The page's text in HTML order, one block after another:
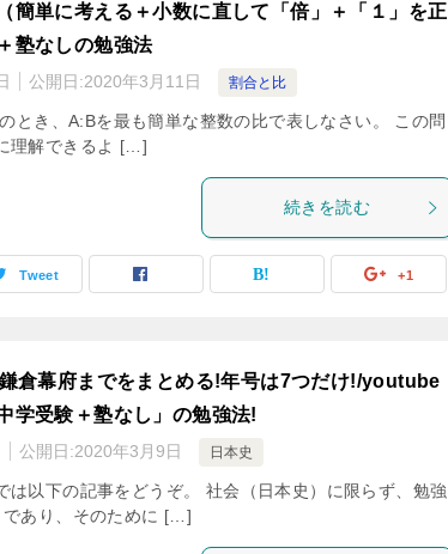
簡単に考える＋小数に直して「倍」＋「１」を正
塾なしの勉強法
公開日:2020年3月11日 割合と比
とき、A:Bを最も簡単な整数の比で表しなさい。 この問
理解できるよ […]
続きを読む
Tweet +1
倉幕府までをまとめる!年号は7つだけ!/youtube
学受験＋塾なし」の勉強法!
公開日:2020年3月9日 日本史
は以下の記事をどうぞ。 社会（日本史）に限らず、勉強
であり、そのために […]